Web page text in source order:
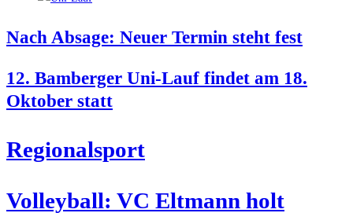
Nach Absa­ge: Neu­er Ter­min steht fest
12. Bam­ber­ger Uni-Lauf fin­det am 18.
Okto­ber statt
Regio­nal­sport
Vol­ley­ball: VC Elt­mann holt